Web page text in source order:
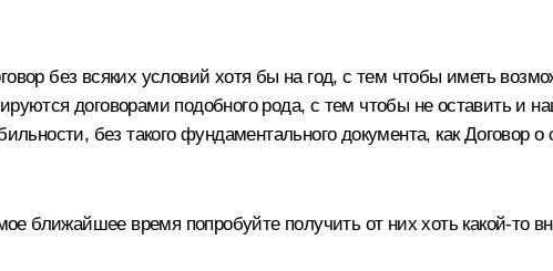
без всяких условий хотя бы на год, с тем чтобы иметь
договорами подобного рода, с тем чтобы не оставить и
без такого фундаментального документа, как Договор о
время попробуйте получить от них хоть какой‑то